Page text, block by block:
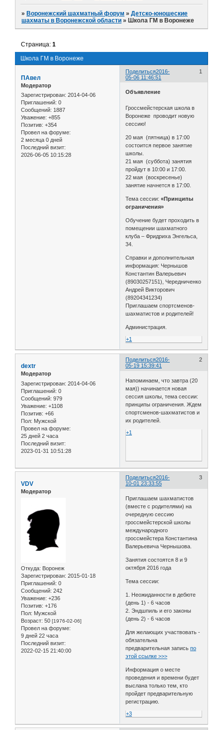
»Воронежский шахматный форум »Детско-юношеские
шахматы в Воронежской области »Школа ГМ в Воронеже
Школа ГМ в Воронеже
Страница:1
Поделиться 1
2016-
05-06 11:46:51
ПАвел
Модератор
Зарегистрирован: 2014-04-06
Приглашений: 0
Сообщений: 1887
Уважение: +855
Позитив: +354
Провел на форуме:
2 месяца 0 дней
Последний визит:
2026-06-05 10:15:28
Объявление
Гроссмейстерская школа в
Воронеже проводит новую
сессию!
20 мая (пятница) в 17:00
состоится первое занятие
школы.
21 мая (суббота) занятия
пройдут в 10:00 и 17:00.
22 мая (воскресенье)
занятие начнется в 17:00.
Тема сессии:«Принципы
ограничения»
Обучение будет проходить в
помещении шахматного
клуба – Фридриха Энгельса,
34.
Справки и дополнительная
информация: Чернышов
Константин Валерьевич
(89030257151), Чередниченко
Андрей Викторович
(89204341234)
Приглашаем спортсменов-
шахматистов и родителей!
Администрация.
+1
Поделиться 2
2016-
05-19 15:39:41
dextr
Модератор
Зарегистрирован: 2014-04-06
Приглашений: 0
Сообщений: 979
Уважение: +1108
Позитив: +66
Пол: Мужской
Провел на форуме:
25 дней 2 часа
Последний визит:
2023-01-31 10:51:28
Напоминаем, что завтра (20
мая)) начинается новая
сессия школы, тема сессии:
принципы ограничения. Ждем
спортсменов-шахматистов и
их родителей.
+1
Поделиться 3
2016-
10-01 23:33:55
VDV
Модератор
Откуда: Воронеж
Зарегистрирован: 2015-01-18
Приглашений: 0
Сообщений: 242
Уважение: +236
Позитив: +176
Пол: Мужской
Возраст: 50 [1976-02-06]
Провел на форуме:
9 дней 22 часа
Последний визит:
2022-02-15 21:40:00
Приглашаем шахматистов
(вместе с родителями) на
очередную сессию
гроссмейстерской школы
международного
гроссмейстера Константина
Валерьевича Чернышова.
Занятия состоятся 8 и 9
октября 2016 года
Тема сессии:
1. Неожиданности в дебюте
(день 1) - 6 часов
2. Эндшпиль и его законы
(день 2) - 6 часов
Для желающих участвовать -
обязательна
предварительная записьпо
этой ссылке >>>
Информация о месте
проведения и времени будет
выслана только тем, кто
пройдет предварительную
регистрацию.
+3